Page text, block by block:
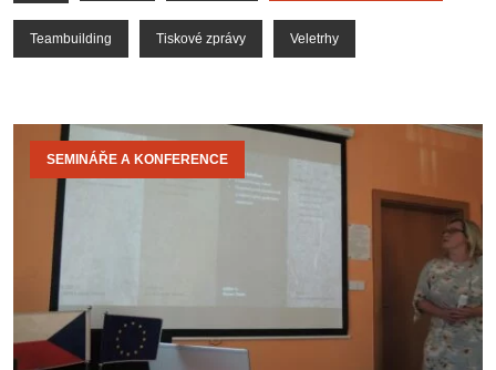
Teambuilding Tiskové zprávy Veletrhy
SEMINÁŘE A KONFERENCE